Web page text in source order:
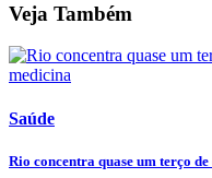
Veja Também
Saúde
Rio concentra quase um terço